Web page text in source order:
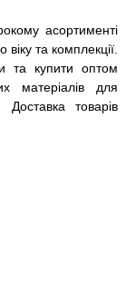
асортименті
та комплекції.
та купити оптом
матеріалів для
товарів